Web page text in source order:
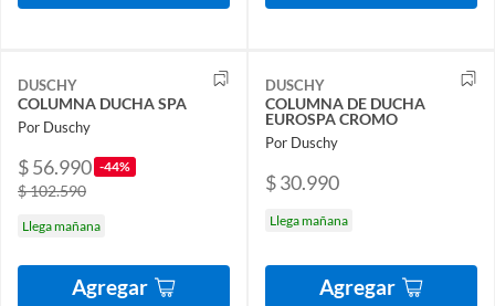
DUSCHY
COLUMNA DUCHA SPA
Por Duschy
$ 56.990 -44%
$ 102.590
Llega mañana
Agregar
DUSCHY
COLUMNA DE DUCHA
EUROSPA CROMO
Por Duschy
$ 30.990
Llega mañana
Agregar